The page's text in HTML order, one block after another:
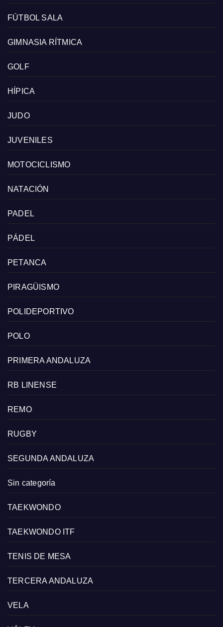
FÚTBOL SALA
GIMNASIA RÍTMICA
GOLF
HÍPICA
JUDO
JUVENILES
MOTOCICLISMO
NATACIÓN
PADEL
PÁDEL
PETANCA
PIRAGÜISMO
POLIDEPORTIVO
POLO
PRIMERA ANDALUZA
RB LINENSE
REMO
RUGBY
SEGUNDA ANDALUZA
Sin categoría
TAEKWONDO
TAEKWONDO ITF
TENIS DE MESA
TERCERA ANDALUZA
VELA